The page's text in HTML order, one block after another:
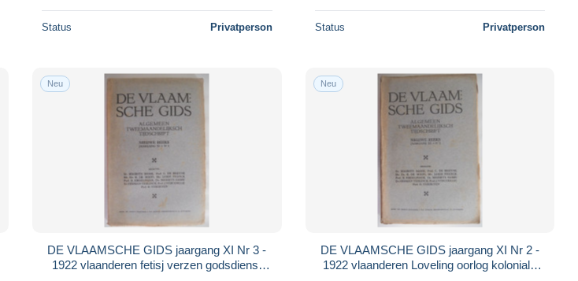
Status Privatperson Status Privatperson
Neu
DE VLAAMSCHE GIDS jaargang XI Nr 3 -
1922 vlaanderen fetisj verzen godsdienst
Neu
DE VLAAMSCHE GIDS jaargang XI Nr 2 -
1922 vlaanderen Loveling oorlog koloniale